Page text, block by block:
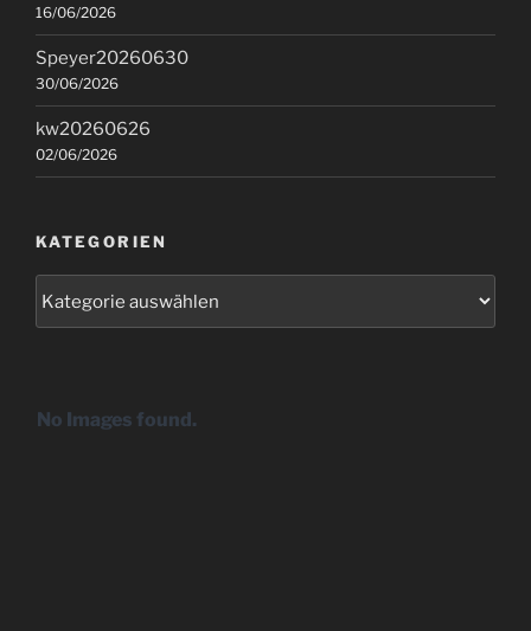
16/06/2026
Speyer20260630
30/06/2026
kw20260626
02/06/2026
KATEGORIEN
No Images found.